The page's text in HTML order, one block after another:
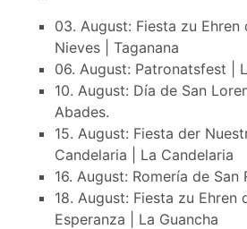
03. August: Fiesta zu Ehren
Nieves | Taganana
06. August: Patronatsfest |
10. August: Día de San
Abades.
15. August: Fiesta der
Candelaria | La Candelaria
16. August: Romería de San
18. August: Fiesta zu Ehren
Esperanza | La Guancha